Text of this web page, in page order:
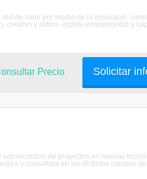
de valor por medio de la innovacin,
creativo y critico, espritu emprendedor y
Solicitar
Precio
de proyectos en nuevas
y consultora en los distintos campos